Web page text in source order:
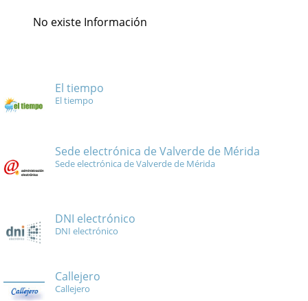
No existe Información
El tiempo
El tiempo
Sede electrónica de Valverde de Mérida
Sede electrónica de Valverde de Mérida
DNI electrónico
DNI electrónico
Callejero
Callejero